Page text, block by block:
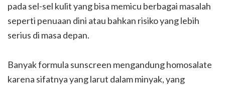
pada sel-sel kulit yang bisa memicu berbagai masalah
seperti penuaan dini atau bahkan risiko yang lebih
serius di masa depan.
Banyak formula sunscreen mengandung homosalate
karena sifatnya yang larut dalam minyak, yang